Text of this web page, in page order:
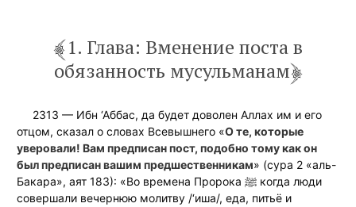
1. Глава: Вменение поста в
обязанность мусульманам
2313 — Ибн ‘Аббас, да будет доволен Аллах им и его
отцом, сказал о словах Всевышнего «О те, которые
уверовали! Вам предписан пост, подобно тому как он
был предписан вашим предшественникам» (сура 2 «аль-
Бакара», аят 183): «Во времена Пророка ﷺ когда люди
совершали вечернюю молитву /‘иша/, еда, питьё и